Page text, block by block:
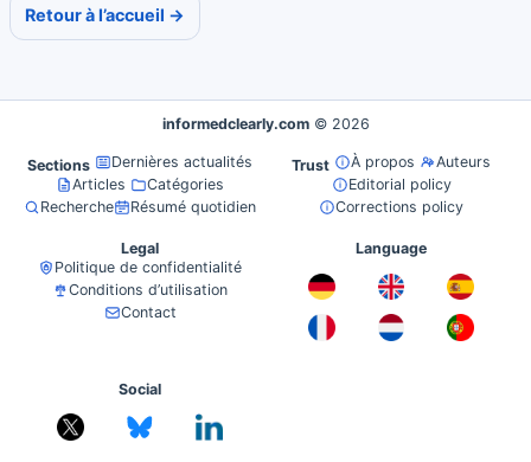
Retour à l’accueil →
informedclearly.com © 2026
Sections
Dernières actualités
Articles
Catégories
Recherche
Résumé quotidien
Trust À propos
Auteurs
Editorial policy
Corrections policy
Legal
Politique de confidentialité
Conditions d’utilisation
Contact
Language
Social